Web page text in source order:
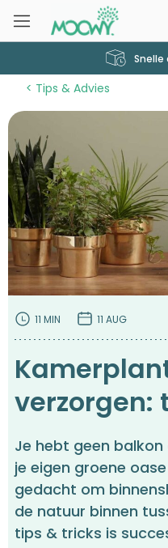
Snelle
Tips & Advies
11 MIN 11 AUG
verzorgen:
Je hebt geen
je eigen groene
gedacht om
de natuur binnen
tips & tricks is